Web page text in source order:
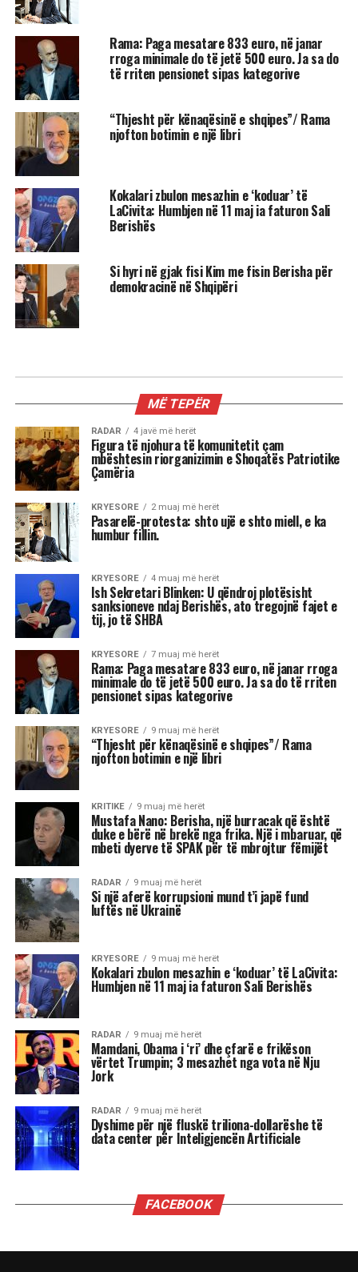
Rama: Paga mesatare 833 euro, në janar
rroga minimale do të jetë 500 euro. Ja sa do
të rriten pensionet sipas kategorive
“Thjesht për kënaqësinë e shqipes”/ Rama
njofton botimin e një libri
Kokalari zbulon mesazhin e ‘koduar’ të
LaCivita: Humbjen në 11 maj ia faturon Sali
Berishës
Si hyri në gjak fisi Kim me fisin Berisha për
demokracinë në Shqipëri
Rama: Paga mesatare 833 euro, në
janar rroga minimale do të jetë 500
euro. Ja sa do të rriten pensionet
sipas kategorive
Kryeministri Edi Rama në konferencën e
fundvitit me gazetarët foli për një rritje
ekonomike pozitive. Ai u ndal tek rritja e pagave
dhe pensioneve.
Sipas kreut të qeverisë në tremujorin e fundit
paga mesatare ka qenë 833 euro, ndërsa duke
nisur nga janari 2026 paga minimale do të jetë
500 euro.
Rama tha se rritja e pensioneve që nis në janar
është përtej indeksimit.
Sipas tij pensioni urban me vite të plota pune do
të rritet me 18 mijë lekë të vjetra në muaj nga
janari i 2026 dhe keshtu do te vazhdojë te
dyfishohet, trefishohet, katërfishohet vit pas viti.
Pensioni urban i pjesshëm do të rritet me 8 mijë
lekë në muaj, pensioni rural me 1 mijë lekë në
muaj, pensioni familjar do të rritet me 700 lekë
në muaj dhe pensioni i invalidit do të rritet me
600 lekë në muaj.
“Ndërkohë që bizneset e reja janë shtuar me 20%,
investimet e huaja në 3 mujorin e 3 kanë pasur
rritje mbi 10%. Stoku i investimeve të huaja është
domethënës dhe më i lartë me mbi 10%